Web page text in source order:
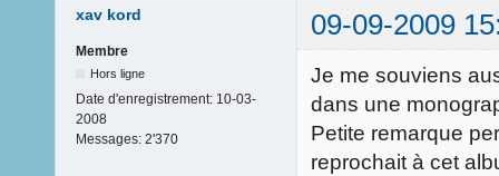
xav kord 09-09-2009
Membre
Hors ligne
Date d'enregistrement: 10-03-
2008
Messages: 2'370
Je me souviens
dans une
Petite remarque
reprochait à cet